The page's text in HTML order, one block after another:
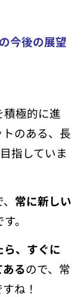
今後の展望
積極的に進
のある、長
指していま
常に新しい
。
、すぐに
るので、常
ね！